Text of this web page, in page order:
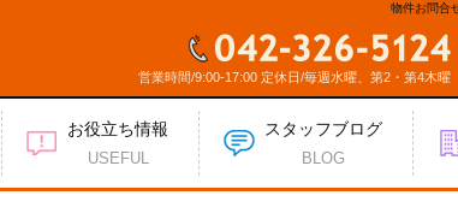
物件お問合
営業時間/9:00-17:00 定休日/毎週水曜、第2・第4木曜
お役立ち情報
USEFUL
スタッフブログ
BLOG